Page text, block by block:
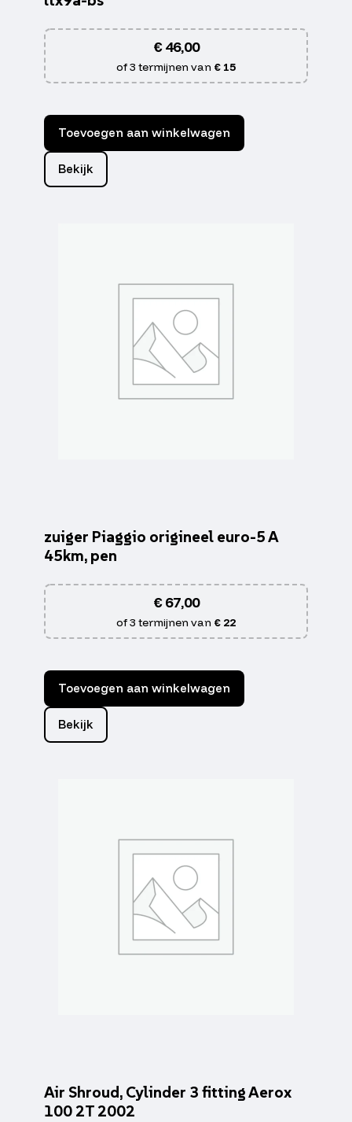
€46,00
of 3 termijnen van € 15
Toevoegen aan winkelwagen
Bekijk
zuiger Piaggio origineel euro-5 A
45km, pen
€67,00
of 3 termijnen van € 22
Toevoegen aan winkelwagen
Bekijk
Air Shroud, Cylinder 3 fitting Aerox
100 2T 2002